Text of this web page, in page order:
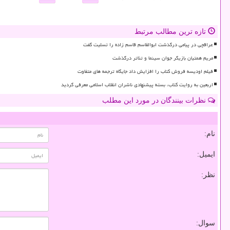
تازه ترین مطالب مرتبط
عراقچی در پیامی درگذشت ابوالقاسم قاسم زاده را تسلیت گفت
مریم همتیان بازیگر جوان سینما و تئاتر درگذشت
فیلم اودیسه فروش کتاب را افزایش داد جایگاه ترجمه های متفاوت
اربعین به روایت کتاب، بسته پیشنهادی ناشران انقلاب اسلامی معرفی گردید
نظرات بینندگان در مورد این مطلب
نام:
ایمیل:
نظر:
سوال: